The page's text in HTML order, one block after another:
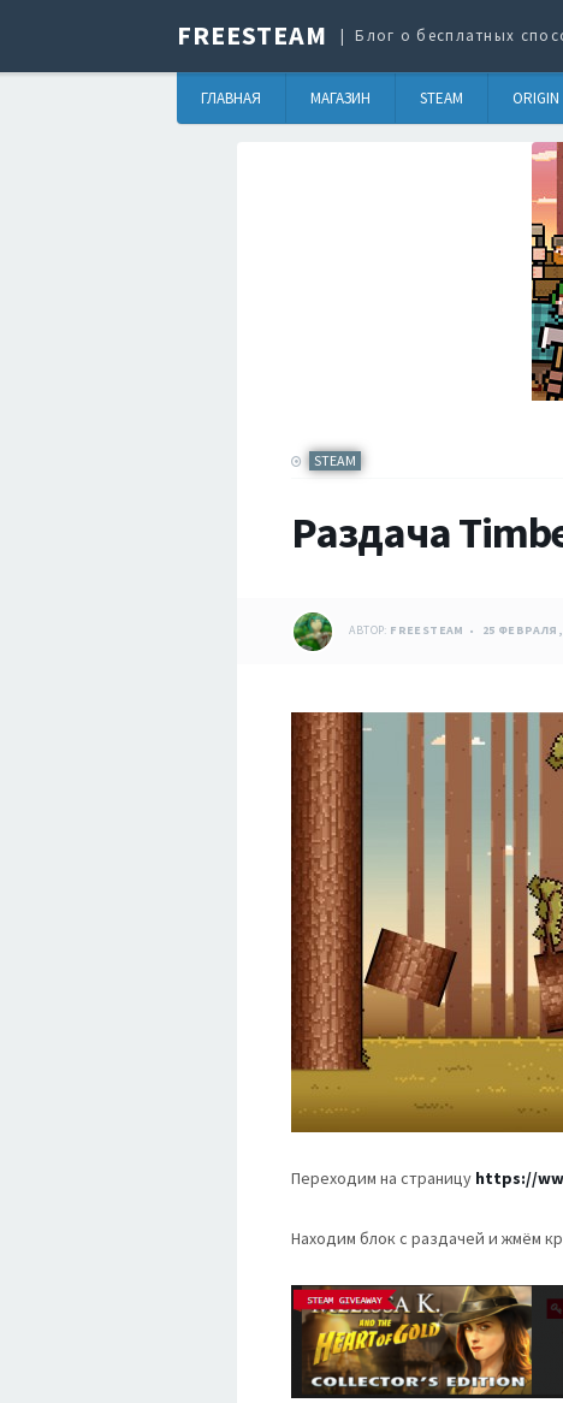
FREESTEAM Блог о бесплатных
ГЛАВНАЯ МАГАЗИН STEAM ORIGIN
STEAM
Раздача
АВТОР: FREESTEAM 25 ФЕВРАЛЯ,
Переходим на страницу https://
Находим блок с раздачей и жмём